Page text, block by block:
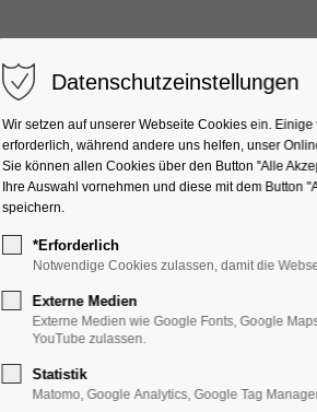
Unterkünfte
Offenenes
Mitmach-Aktion, Verein
26.04.2026, 14:00–16:00
Datenschutzeinstellungen
Wir setzen auf unserer Webseite Cookies ein. Einige
erforderlich, während andere uns helfen, unser
Sie können allen Cookies über den Button "Alle
Ihre Auswahl vornehmen und diese mit dem Button
speichern.
*Erforderlich
Notwendige Cookies zulassen, damit die
Externe Medien
Externe Medien wie Google Fonts, Google
YouTube zulassen.
Statistik
Matomo, Google Analytics, Google Tag